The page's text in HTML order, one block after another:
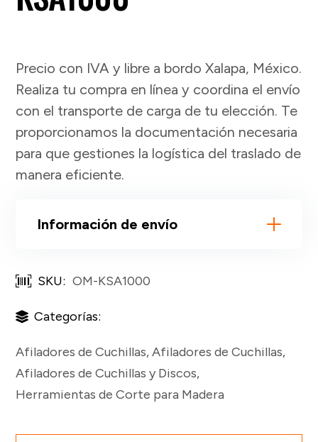
Precio con IVA y libre a bordo Xalapa, México.
Realiza tu compra en línea y coordina el envío
con el transporte de carga de tu elección. Te
proporcionamos la documentación necesaria
para que gestiones la logística del traslado de
manera eficiente.
Información de envío
SKU: OM-KSA1000
Categorías:
Afiladores de Cuchillas,Afiladores de Cuchillas,
Afiladores de Cuchillas y Discos,
Herramientas de Corte para Madera